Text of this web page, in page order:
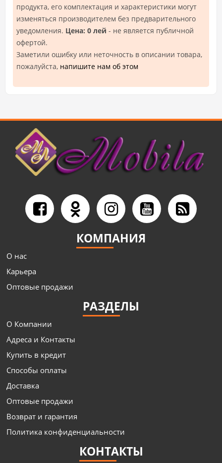
продукта, его комплектация и характеристики могут
изменяться производителем без предварительного
уведомления. Цена: 0 лей - не является публичной
офертой.
Заметили ошибку или неточность в описании товара,
пожалуйста, напишите нам об этом
КОМПАНИЯ
О нас
Карьера
Оптовые продажи
РАЗДЕЛЫ
О Компании
Адреса и Контакты
Купить в кредит
Способы оплаты
Доставка
Оптовые продажи
Возврат и гарантия
Политика конфиденциальности
КОНТАКТЫ